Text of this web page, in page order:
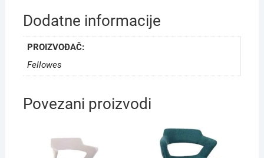
Dodatne informacije
PROIZVOĐAČ:
Fellowes
Povezani proizvodi